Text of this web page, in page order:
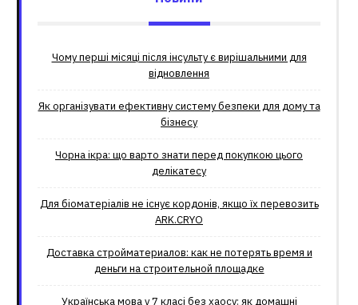
Чому перші місяці після інсульту є вирішальними для
відновлення
Як організувати ефективну систему безпеки для дому та
бізнесу
Чорна ікра: що варто знати перед покупкою цього
делікатесу
Для біоматеріалів не існує кордонів, якщо їх перевозить
ARK.CRYO
Доставка стройматериалов: как не потерять время и
деньги на строительной площадке
Українська мова у 7 класі без хаосу: як домашні